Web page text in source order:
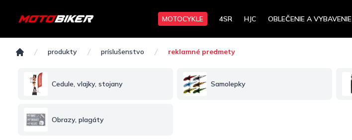
MOTOCYKLE 4SR HJC OBLEČENIE A VYBAVENIE
produkty príslušenstvo reklamné predmety
Cedule, vlajky, stojany Samolepky
Obrazy, plagáty